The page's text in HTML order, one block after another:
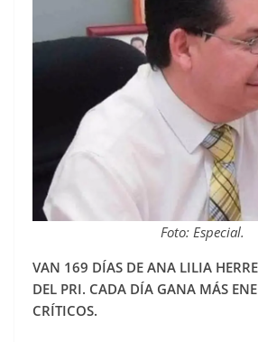
Foto: Especial.
VAN 169 DÍAS DE ANA LILIA
DEL PRI. CADA DÍA GANA MÁS
CRÍTICOS.